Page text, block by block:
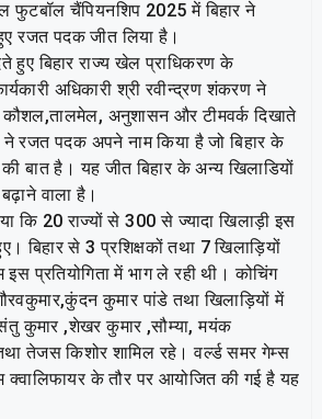
चैंपियनशिप 2025 में बिहार ने
रजत पदक जीत लिया है।
हुए बिहार राज्य खेल प्राधिकरण के
अधिकारी श्री रवीन्द्रण शंकरण ने
कौशल,तालमेल, अनुशासन और टीमवर्क दिखाते
ने रजत पदक अपने नाम किया है जो बिहार के
बात है। यह जीत बिहार के अन्य खिलाडियों
वाला है।
कि 20 राज्यों से 300 से ज्यादा खिलाड़ी इस
बिहार से 3 प्रशिक्षकों तथा 7 खिलाड़ियों
प्रतियोगिता में भाग ले रही थी। कोचिंग
कुमार पांडे तथा खिलाड़ियों में
कुमार ,शेखर कुमार ,सौम्या, मयंक
तेजस किशोर शामिल रहे। वर्ल्ड समर गेम्स
के तौर पर आयोजित की गई है यह